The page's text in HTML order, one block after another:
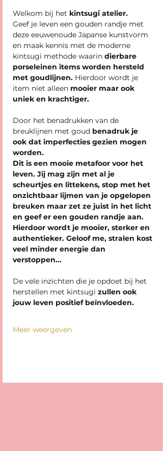
Welkom bij het kintsugi atelier.
Geef je leven een gouden randje met
deze eeuwenoude Japanse kunstvorm
en maak kennis met de moderne
kintsugi methode waarin dierbare
porseleinen items worden hersteld
met goudlijnen. Hierdoor wordt je
item niet alleen mooier maar ook
uniek en krachtiger.
Door het benadrukken van de
breuklijnen met goud benadruk je
ook dat imperfecties gezien mogen
worden.
Dit is een mooie metafoor voor het
leven. Jij mag zijn met al je
scheurtjes en littekens, stop met het
onzichtbaar lijmen van je opgelopen
breuken maar zet ze juist in het licht
en geef er een gouden randje aan.
Hierdoor wordt je mooier, sterker en
authentieker. Geloof me, stralen kost
veel minder energie dan
verstoppen...
De vele inzichten die je opdoet bij het
herstellen met kintsugi zullen ook
jouw leven positief beïnvloeden.
Meer weergeven